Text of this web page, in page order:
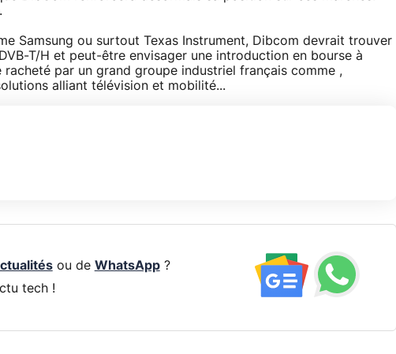
Samsung ou surtout Texas Instrument, Dibcom devrait trouver
T/H et peut-être envisager une introduction en bourse à
racheté par un grand groupe industriel français comme ,
alliant télévision et mobilité...
ou de WhatsApp?
tech !